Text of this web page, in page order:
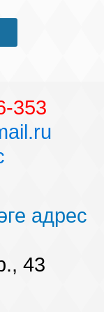
огромному
клиентлар
тулысынча
353
адрес
43